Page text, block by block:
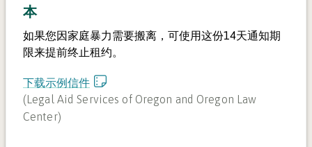
本
如果您因家庭暴力需要搬离，可使用这份14天通知期
限来提前终止租约。
下载示例信件
(Legal Aid Services of Oregon and Oregon Law
Center)